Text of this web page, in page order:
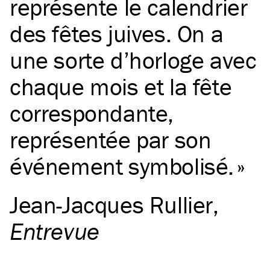
représente le calendrier
des fêtes juives. On a
une sorte d’horloge avec
chaque mois et la fête
correspondante,
représentée par son
événement symbolisé.
Jean-Jacques Rullier,
Entrevue